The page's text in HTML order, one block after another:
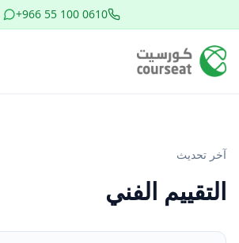
+966 55 100 0610
آخر تحديث
التقييم الفني